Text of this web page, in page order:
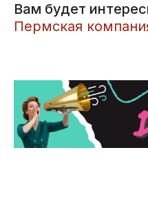
Вам будет
​Пермская